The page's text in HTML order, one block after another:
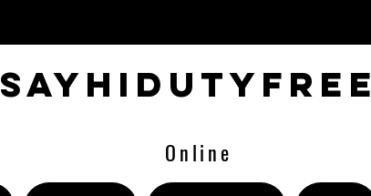
Sayhidutyfree
Online